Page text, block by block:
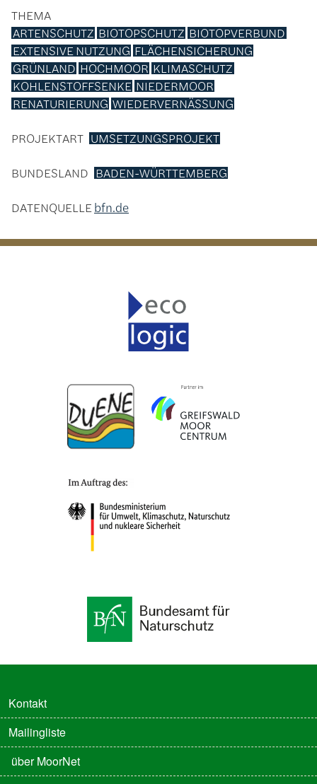
THEMA
ARTENSCHUTZ BIOTOPSCHUTZ BIOTOPVERBUND
EXTENSIVE NUTZUNG FLÄCHENSICHERUNG
GRÜNLAND HOCHMOOR KLIMASCHUTZ
KOHLENSTOFFSENKE NIEDERMOOR
RENATURIERUNG WIEDERVERNÄSSUNG
PROJEKTART UMSETZUNGSPROJEKT
BUNDESLAND BADEN-WÜRTTEMBERG
DATENQUELLEbfn.de
Kontakt
Mailingliste
FUSSZEILE 2
über MoorNet